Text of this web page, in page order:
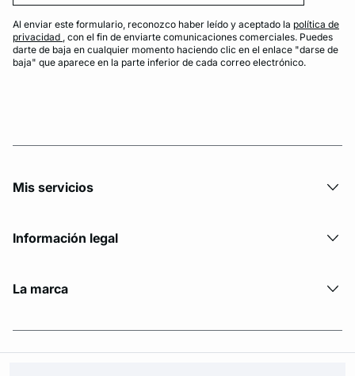
Al enviar este formulario, reconozco haber leído y aceptado la política de
privacidad , con el fin de enviarte comunicaciones comerciales. Puedes
darte de baja en cualquier momento haciendo clic en el enlace "darse de
baja" que aparece en la parte inferior de cada correo electrónico.
Mis servicios
Información legal
La marca